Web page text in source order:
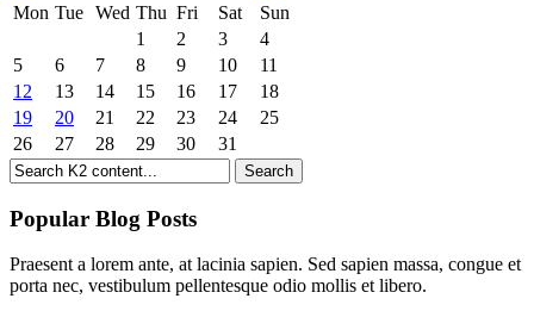
Mon Tue Wed Thu Fri Sat
Sun
1
2 3
4
5
6 7 8 9 10
11
12
13 14 15 16 17
18
19
20 21 22 23 24
25
26
27 28 29 30 31
Popular Blog Posts
Praesent a lorem ante, at lacinia sapien. Sed sapien massa, congue et
porta nec, vestibulum pellentesque odio mollis et libero.